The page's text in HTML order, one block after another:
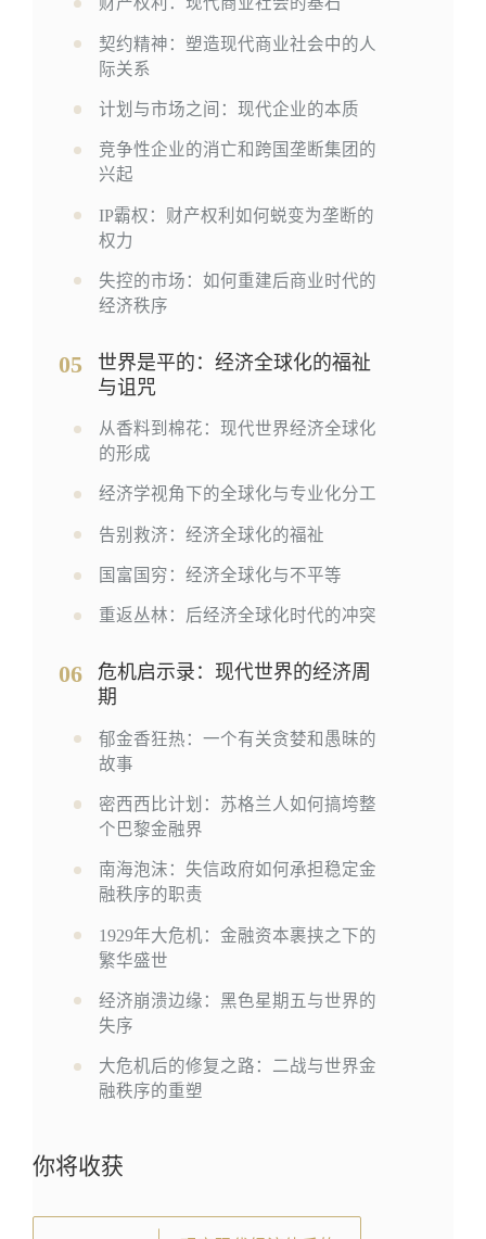
契约精神：塑造现代商业社会中的人
际关系
计划与市场之间：现代企业的本质
竞争性企业的消亡和跨国垄断集团的
兴起
IP霸权：财产权利如何蜕变为垄断的
权力
失控的市场：如何重建后商业时代的
经济秩序
05
世界是平的：经济全球化的福祉
与诅咒
从香料到棉花：现代世界经济全球化
的形成
经济学视角下的全球化与专业化分工
告别救济：经济全球化的福祉
国富国穷：经济全球化与不平等
重返丛林：后经济全球化时代的冲突
06
危机启示录：现代世界的经济周
期
郁金香狂热：一个有关贪婪和愚昧的
故事
密西西比计划：苏格兰人如何搞垮整
个巴黎金融界
南海泡沫：失信政府如何承担稳定金
融秩序的职责
1929年大危机：金融资本裹挟之下的
繁华盛世
经济崩溃边缘：黑色星期五与世界的
失序
大危机后的修复之路：二战与世界金
融秩序的重塑
你将收获